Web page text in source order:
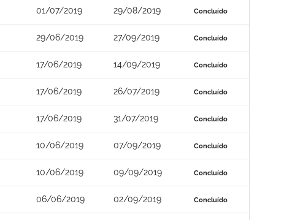
01/07/2019 29/08/2019 Concluído
29/06/2019 27/09/2019 Concluído
17/06/2019 14/09/2019 Concluído
17/06/2019 26/07/2019 Concluído
17/06/2019 31/07/2019 Concluído
10/06/2019 07/09/2019 Concluído
10/06/2019 09/09/2019 Concluído
06/06/2019 02/09/2019 Concluído